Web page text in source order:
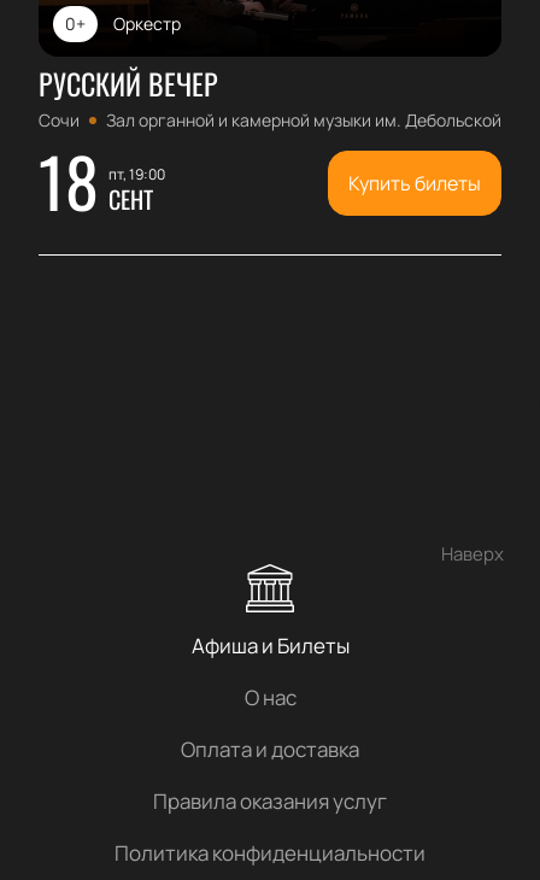
Оркестр
0+
РУССКИЙ ВЕЧЕР
Сочи Зал органной и камерной музыки им. Дебольской
18 пт, 19:00
СЕНТ Купить билеты
Наверх
Афиша и Билеты
О нас
Оплата и доставка
Правила оказания услуг
Политика конфиденциальности